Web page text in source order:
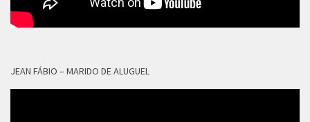
JEAN FÁBIO – MARIDO DE ALUGUEL